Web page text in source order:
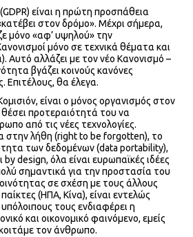
είναι η πρώτη προσπάθεια
στον δρόμο». Μέχρι σήμερα,
μόνο «αφ’ υψηλού» την
μόνο σε τεχνικά θέματα και
Αυτό αλλάζει με τον νέο Κανονισμό –
βγάζει κοινούς κανόνες
Επιτέλους, θα έλεγα.
είναι ο μόνος οργανισμός στον
προτεραιότητά του να
από τις νέες τεχνολογίες.
στην λήθη (right to be forgotten), το
των δεδομένων (data portability),
design, όλα είναι ευρωπαϊκές ιδέες
σημαντικά για την προστασία του
σε σχέση με τους άλλους
(ΗΠΑ, Κίνα), είναι εντελώς
τους ενδιαφέρει η
και οικονομικό φαινόμενο, εμείς
τον άνθρωπο.